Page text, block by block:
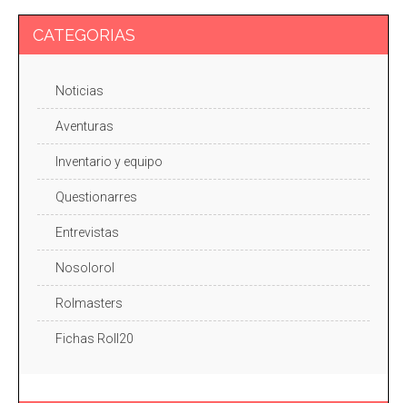
CATEGORIAS
Noticias
Aventuras
Inventario y equipo
Questionarres
Entrevistas
Nosolorol
Rolmasters
Fichas Roll20